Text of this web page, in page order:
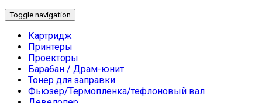
Toggle navigation
Картридж
Принтеры
Проекторы
Барабан / Драм-юнит
Тонер для заправки
Фьюзер/Термопленка/тефлоновый вал